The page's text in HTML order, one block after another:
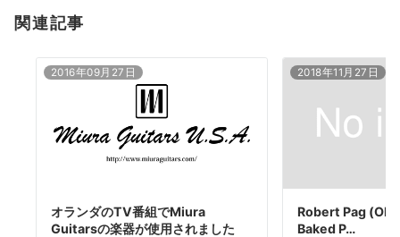
関連記事
2016年09月27日
オランダのTV番組でMiura
Guitarsの楽器が使用されました
2018年11月27日
Robert Pag
Baked P…